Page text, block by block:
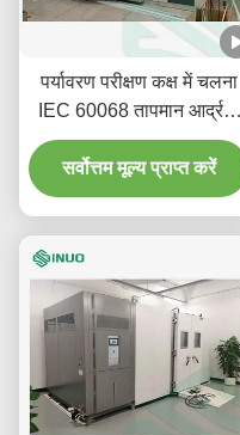
पर्यावरण परीक्षण कक्ष में चलना
IEC 60068 तापमान आर्द्रता
कक्ष
सर्वोत्तम मूल्य प्राप्त करें